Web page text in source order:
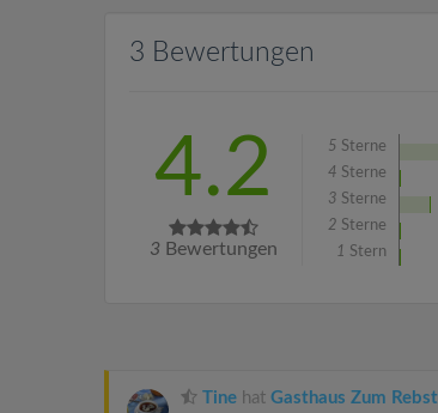
3 Bewertungen
4.2
3 Bewertungen
5 Sterne
4 Sterne
3 Sterne
2 Sterne
1 Stern
Tine hat Gasthaus Zum